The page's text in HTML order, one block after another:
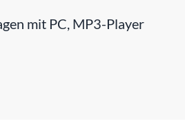
mit PC, MP3-Player